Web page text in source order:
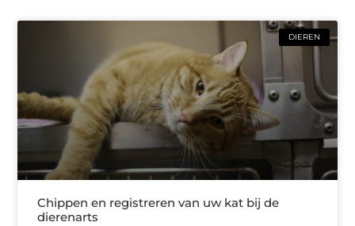
DIEREN
Chippen en registreren van uw kat bij de
dierenarts